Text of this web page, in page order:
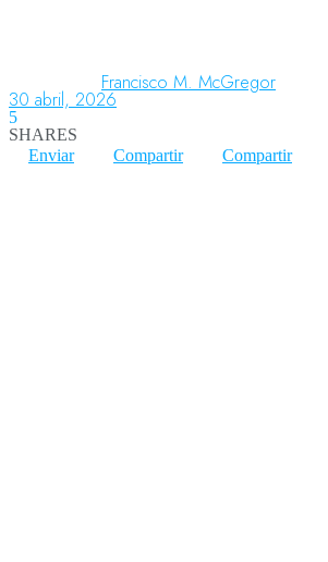
Aeronáutica
Aeropuertos
Francisco M. McGregor
30 abril, 2026
5
SHARES
Enviar
Compartir Compartir